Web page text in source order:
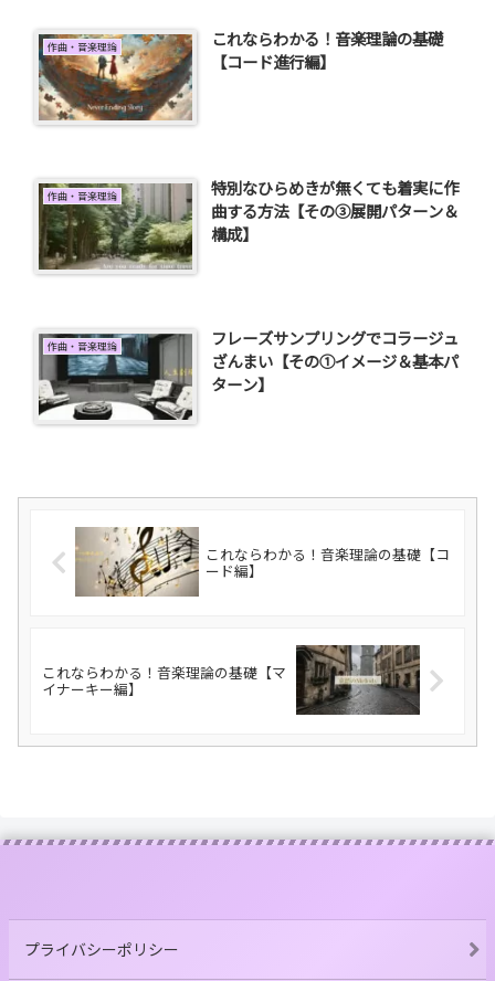
作曲・音楽理論
これならわかる！音楽理論の基礎
【コード進行編】
作曲・音楽理論
特別なひらめきが無くても着実に作
曲する方法【その③展開パターン＆
構成】
作曲・音楽理論
フレーズサンプリングでコラージュ
ざんまい【その①イメージ＆基本パ
ターン】
これならわかる！音楽理論の基礎【コ
ード編】
これならわかる！音楽理論の基礎【マ
イナーキー編】
プライバシーポリシー